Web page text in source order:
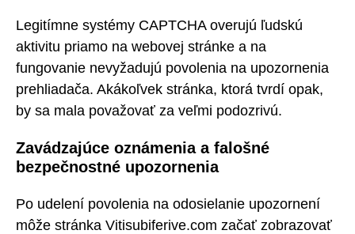
Legitímne systémy CAPTCHA overujú ľudskú
aktivitu priamo na webovej stránke a na
fungovanie nevyžadujú povolenia na upozornenia
prehliadača. Akákoľvek stránka, ktorá tvrdí opak,
by sa mala považovať za veľmi podozrivú.
Zavádzajúce oznámenia a falošné
bezpečnostné upozornenia
Po udelení povolenia na odosielanie upozornení
môže stránka Vitisubiferive.com začať zobrazovať